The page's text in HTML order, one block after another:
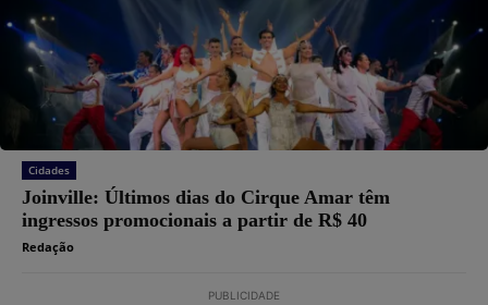
Cidades
Joinville: Últimos dias do Cirque Amar têm
ingressos promocionais a partir de R$ 40
Redação
PUBLICIDADE